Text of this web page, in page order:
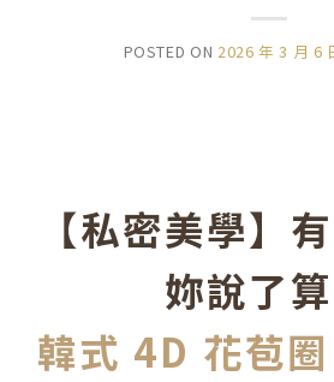
POSTED ON 2026 年 3 月 6
【私密美學】
妳說了算
韓式 4D 花苞圈